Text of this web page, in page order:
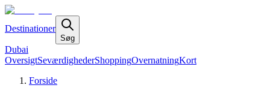
Destinationer
Søg
Dubai
OversigtSeværdighederShoppingOvernatningKort
Forside